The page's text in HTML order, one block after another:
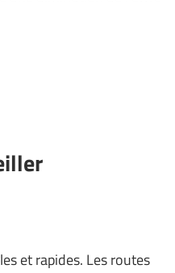
et rapides. Les routes